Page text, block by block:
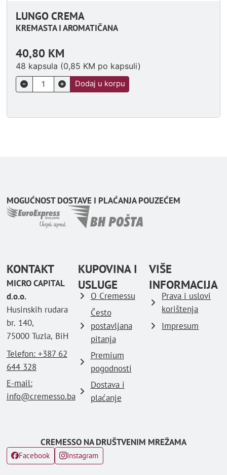
LUNGO CREMA
KREMASTA I AROMATIČANA
40,80 KM
48 kapsula (0,85 KM po kapsuli)
Dodaj u korpu
MOGUĆNOST DOSTAVE I PLAĆANJA POUZEĆEM
KONTAKT
MICRO CAPITAL
d.o.o.
Husinskih rudara
br. 140,
75000 Tuzla, BiH
Telefon: ‪+387 62
644 328
E-mail:
info@cremesso.ba
KUPOVINA I
USLUGE
O Cremessu
Često
postavljana
pitanja
Premium
pogodnosti
Dostava i
plaćanje
VIŠE
INFORMACIJA
Prava i uslovi
korištenja
Impresum
CREMESSO NA DRUŠTVENIM MREŽAMA
Facebook Instagram